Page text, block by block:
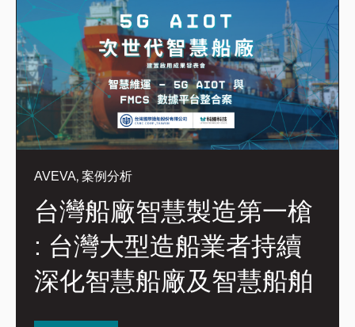
AVEVA,案例分析
台灣船廠智慧製造第一槍
: 台灣大型造船業者持續
深化智慧船廠及智慧船舶